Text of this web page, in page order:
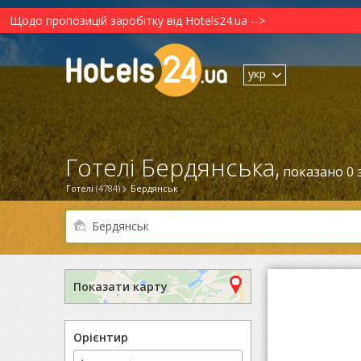
Щодо пропозицій заробітку від Hotels24.ua -->
укр
Готелі (4784) Бердянськ
Готелі Бердянська,показано 0
Показати карту
Орієнтир